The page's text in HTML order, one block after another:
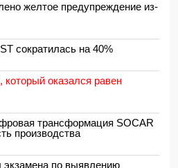
желтое предупреждение из-
сократилась на 40%
который оказался равен
трансформация SOCAR
производства
по выявлению